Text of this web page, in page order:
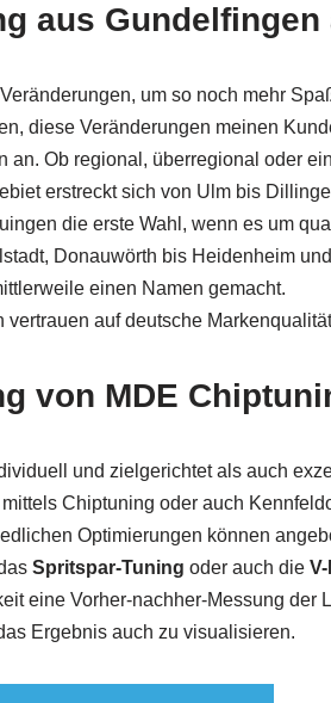
aus
um so noch mehr
diese Veränderungen meinen
Ob regional, überregional oder
erstreckt sich von Ulm bis
die erste Wahl, wenn es um
Donauwörth bis Heidenheim
einen Namen gemacht.
vertrauen auf deutsche
von MDE
und zielgerichtet als auch
Chiptuning oder auch
Optimierungen können
Spritspar-Tuning oder auch die
eine Vorher-nachher-Messung der
Ergebnis auch zu visualisieren.